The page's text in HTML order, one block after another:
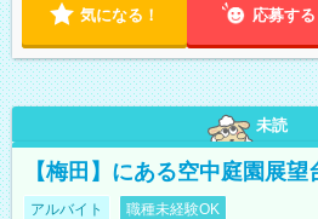
気になる！ 応募する
未読
【梅田】にある空中庭園展
アルバイト 職種未経験OK